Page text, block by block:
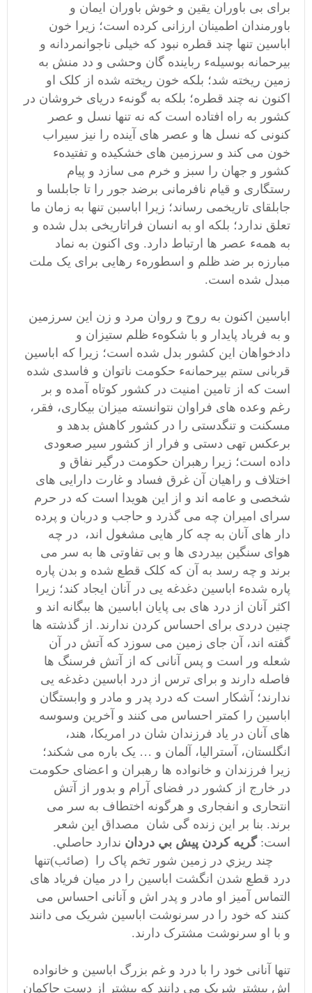
برای بی باوران یقین و خوش باوران ایمان و
باورمندان اطمینان ارزانی کرده است؛ زیرا خون
اباسین تنها چند قطره نبود که خیلی ناجوانمردانه و
بیرحمانه بوسیلهء رباینده گان وحشی و دد منش به
زمین ریخته شد؛ بلکه خون ریخته شده از کلک او
اکنون نه چند قطره؛ بلکه به گونهء دریای خروشان در
کشور به راه افتاده است که نه تنها نسل و عصر
کنونی که نسل ها و عصر های آینده را نیز سیراب
خون می کند و سرزمین های خشکیده و تفتیدهء
کشور و جهان را سبز و خرم می سازد و پیام
رستگاری و قیام نافرمانی برضد جور را تا جابلسا و
جابلقای تاریخمی رساند؛ زیرا اباسبن تنها به زمان ما
تعلق ندارد؛ بلکه او به انسان فراتاریخی بدل شده و
به همهء عصر ها ارتباط دارد. وی اکنون به نماد
مبارزه بر ضد ظلم و اسطورهء رهایی برای یک ملت
مبدل شده است.
اباسین اکنون به روح و روان مرد و زن این سرزمین
و به فریاد پایدار و با شکوهء ظلم ستیزان و
دادخواهان این کشور بدل شده است؛ زیرا که اباسین
قربانی ستم بیرحمانهء حکومت ناتوان و فاسدی شده
است که از تامین امنیت در کشور کوتاه آمده و بر
رغم وعده های فراوان نتوانسته میزان بیکاری، فقر،
مسکنت و تنگدستی را در کشور کاهش بدهد و
برعکس تهی دستی و فرار از کشور سیر صعودی
داده است؛ زیرا رهبران حکومت درگیر نفاق و
اختلاف و راهیان آن غرق فساد و غارت دارایی های
شخصی و عامه اند و از این هویدا است که در حرم
سرای امیران چه می گذرد و حاجب و دربان و پرده
دار های آنان به چه کار هایی مشغول اند، در چه
هوای سنگین بیدردی ها و بی تفاوتی ها به سر می
برند و چه رسد به آن که کلک قطع شده و بدن پاره
پاره شدهء اباسین دغدغه یی در آنان ایجاد کند؛ زیرا
اکثر آنان از درد های بی پایان اباسین ها ببگانه اند و
چنین دردی برای احساس کردن ندارند. از گذشته ها
گفته اند، آن جای زمین می سوزد که آتش در آن
شعله ور است و پس آنانی که از آتش فرسنگ ها
فاصله دارند و برای ترس از درد اباسین دغدغه یی
ندارند؛ آشکار است که درد پدر و مادر و وابستگان
اباسین را کمتر احساس می کنند و آخرین وسوسه
های آنان در یاد فرزندان شان در امریکا، هند،
انگلستان، آسترالیا، آلمان و … یک باره می شکند؛
زیرا فرزندان و خانواده ها رهبران و اعضای حکومت
در خارج از کشور در فضای آرام و بدور از آتش
انتحاری و انفجاری و هرگونه اختطاف به سر می
برند. بنا بر این زنده گی شان مصداق این شعر
است: گريه کردن پيش بي دردان ندارد حاصلي.
چند ريزي در زمين شور تخم پاک را (صائب)تنها
درد قطع شدن انگشت اباسین را در میان فریاد های
التماس آمیز او مادر و پدر اش و آنانی احساس می
کنند که خود را در سرنوشت اباسین شریک می دانند
و با او سرنوشت مشترک دارند.
تنها آنانی خود را با درد و غم بزرگ اباسین و خانواده
اش بیشتر شریک می دانند که بیشتر از دست حاکمان